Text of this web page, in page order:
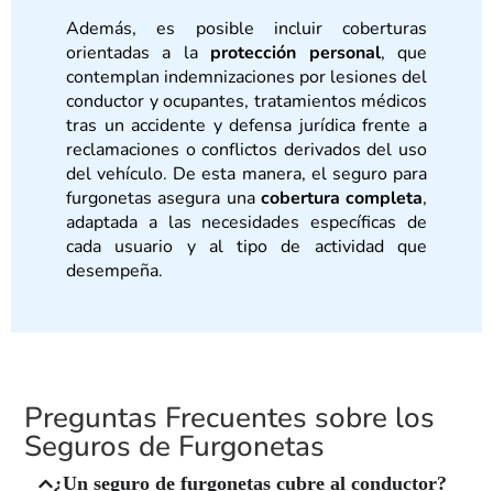
Además, es posible incluir coberturas
orientadas a la protección personal, que
contemplan indemnizaciones por lesiones del
conductor y ocupantes, tratamientos médicos
tras un accidente y defensa jurídica frente a
reclamaciones o conflictos derivados del uso
del vehículo. De esta manera, el seguro para
furgonetas asegura una cobertura completa,
adaptada a las necesidades específicas de
cada usuario y al tipo de actividad que
desempeña.
Preguntas Frecuentes sobre los
Seguros de Furgonetas
¿Un seguro de furgonetas cubre al conductor?